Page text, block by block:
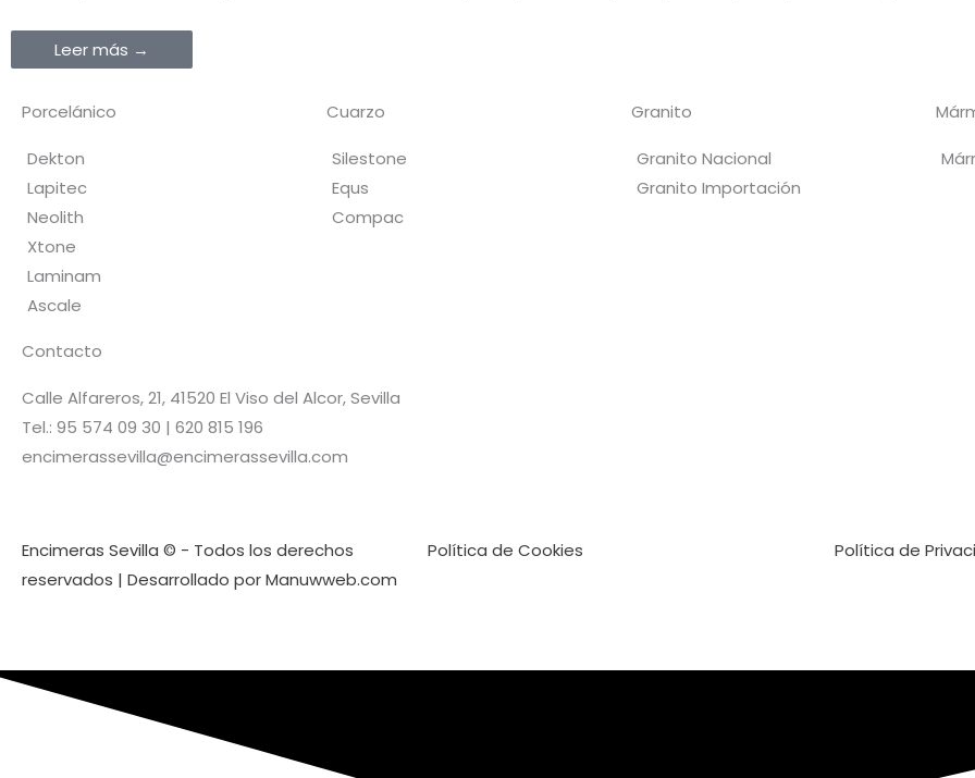
Leer más →
Porcelánico
Dekton
Lapitec
Neolith
Xtone
Laminam
Ascale
Cuarzo
Silestone
Equs
Compac
Granito
Granito Nacional
Granito Importación
Contacto
Calle Alfareros, 21, 41520 El Viso del Alcor, Sevilla
Tel.: 95 574 09 30 | 620 815 196
encimerassevilla@encimerassevilla.com
Encimeras Sevilla © - Todos los derechos
reservados | Desarrollado por Manuwweb.com
Política de Cookies Política de